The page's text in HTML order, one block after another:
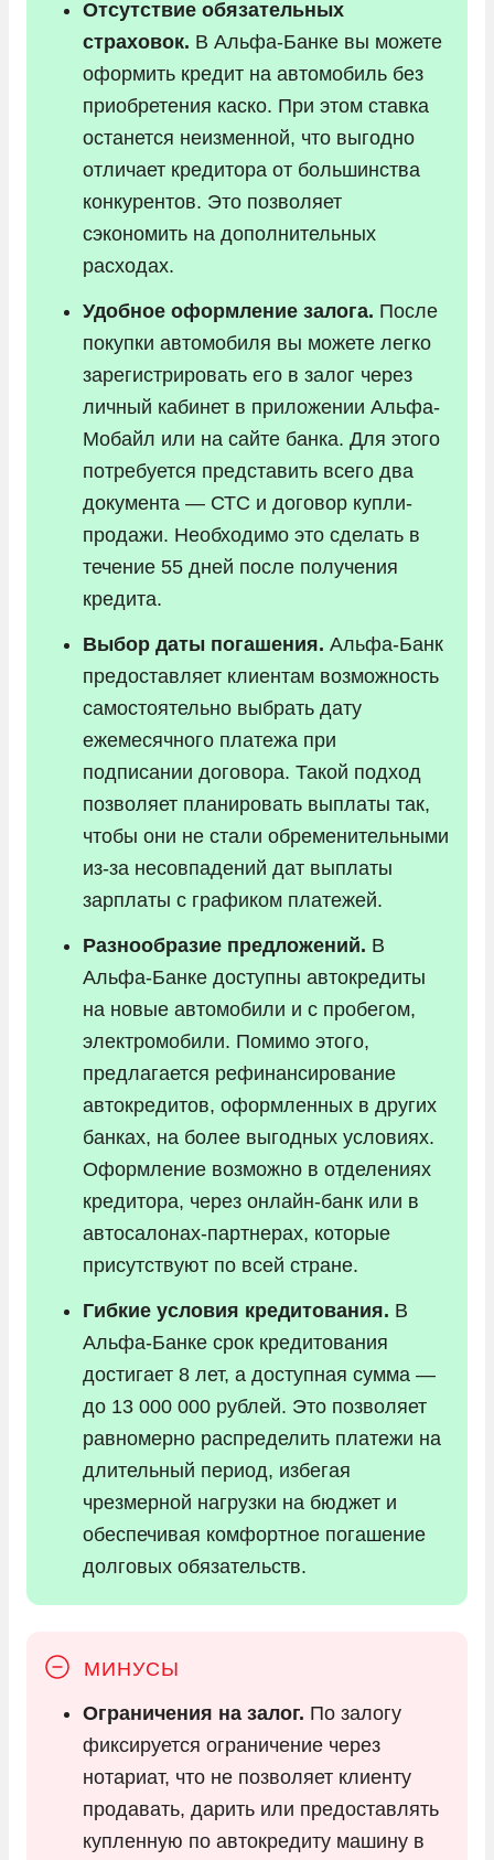
Отсутствие обязательных
страховок. В Альфа-Банке вы можете
оформить кредит на автомобиль без
приобретения каско. При этом ставка
останется неизменной, что выгодно
отличает кредитора от большинства
конкурентов. Это позволяет
сэкономить на дополнительных
расходах.
Удобное оформление залога. После
покупки автомобиля вы можете легко
зарегистрировать его в залог через
личный кабинет в приложении Альфа-
Мобайл или на сайте банка. Для этого
потребуется представить всего два
документа — СТС и договор купли-
продажи. Необходимо это сделать в
течение 55 дней после получения
кредита.
Выбор даты погашения. Альфа-Банк
предоставляет клиентам возможность
самостоятельно выбрать дату
ежемесячного платежа при
подписании договора. Такой подход
позволяет планировать выплаты так,
чтобы они не стали обременительными
из-за несовпадений дат выплаты
зарплаты с графиком платежей.
Разнообразие предложений. В
Альфа-Банке доступны автокредиты
на новые автомобили и с пробегом,
электромобили. Помимо этого,
предлагается рефинансирование
автокредитов, оформленных в других
банках, на более выгодных условиях.
Оформление возможно в отделениях
кредитора, через онлайн-банк или в
автосалонах-партнерах, которые
присутствуют по всей стране.
Гибкие условия кредитования. В
Альфа-Банке срок кредитования
достигает 8 лет, а доступная сумма —
до 13 000 000 рублей. Это позволяет
равномерно распределить платежи на
длительный период, избегая
чрезмерной нагрузки на бюджет и
обеспечивая комфортное погашение
долговых обязательств.
Ограничения на залог. По залогу
фиксируется ограничение через
нотариат, что не позволяет клиенту
продавать, дарить или предоставлять
купленную по автокредиту машину в